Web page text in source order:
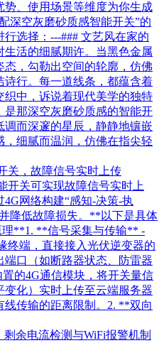
势、使用场景等维度为你生成
深空灰磨砂质感智能开关”的
选择：---### 文艺风在家的
活的细腻期许。当黑色金属
，勾勒出空间的轮廓，仿佛
诗行。每一道线条，都蕴含着
织中，诉说着现代美学的独特
是那深空灰磨砂质感的智能开
调而深邃的星辰，静静地镶嵌
细腻而温润，仿佛在指尖轻
关，故障信号实时上传
开关可实现故障信号实时上
网络构建“感知-决策-执
降低故障损失。**以下是具体
**1. **信号采集与传输** -
终端，直接接入光伏逆变器的
口（如断路器状态、防雷器
的4G通信模块，将开关量信
化）实时上传至云端服务器
线传输的距离限制。2. **双向
余电流检测与WiFi报警机制